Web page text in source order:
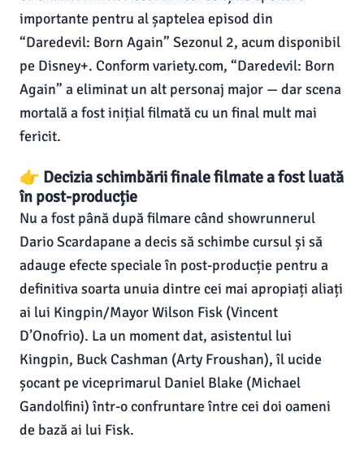
importante pentru al șaptelea episod din
“Daredevil: Born Again” Sezonul 2, acum disponibil
pe Disney+. Conform variety.com, “Daredevil: Born
Again” a eliminat un alt personaj major — dar scena
mortală a fost inițial filmată cu un final mult mai
fericit.
👉 Decizia schimbării finale filmate a fost luată
în post-producție
Nu a fost până după filmare când showrunnerul
Dario Scardapane a decis să schimbe cursul și să
adauge efecte speciale în post-producție pentru a
definitiva soarta unuia dintre cei mai apropiați aliați
ai lui Kingpin/Mayor Wilson Fisk (Vincent
D’Onofrio). La un moment dat, asistentul lui
Kingpin, Buck Cashman (Arty Froushan), îl ucide
șocant pe viceprimarul Daniel Blake (Michael
Gandolfini) într-o confruntare între cei doi oameni
de bază ai lui Fisk.